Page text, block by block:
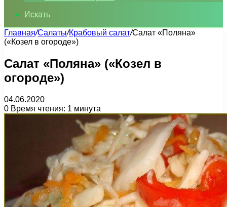
Искать
Главная/Салаты/Крабовый салат/Салат «Поляна»
(«Козел в огороде»)
Салат «Поляна» («Козел в
огороде»)
04.06.2020
0 Время чтения: 1 минута